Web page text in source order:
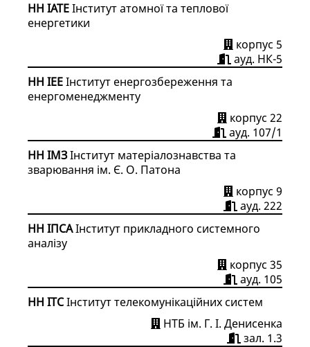
НН ІАТЕІнститут атомної та теплової
енергетики
корпус 5
ауд. НК-5
НН ІЕЕІнститут енергозбереження та
енергоменеджменту
корпус 22
ауд. 107/1
НН ІМЗІнститут матеріалознавства та
зварювання ім. Є. О. Патона
корпус 9
ауд. 222
НН ІПСАІнститут прикладного системного
аналізу
корпус 35
ауд. 105
НН ІТСІнститут телекомунікаційних систем
НТБ ім. Г. І. Денисенка
зал. 1.3